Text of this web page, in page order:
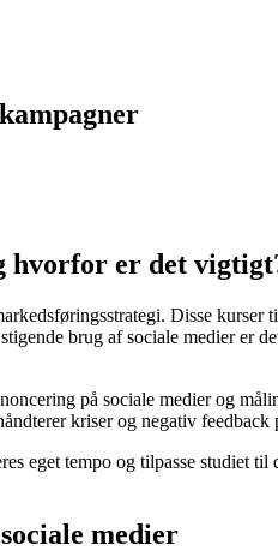
hvorfor er det
Disse
brug af sociale medier
på sociale medier og
kriser og negativ
eget tempo og tilpasse studiet
medier